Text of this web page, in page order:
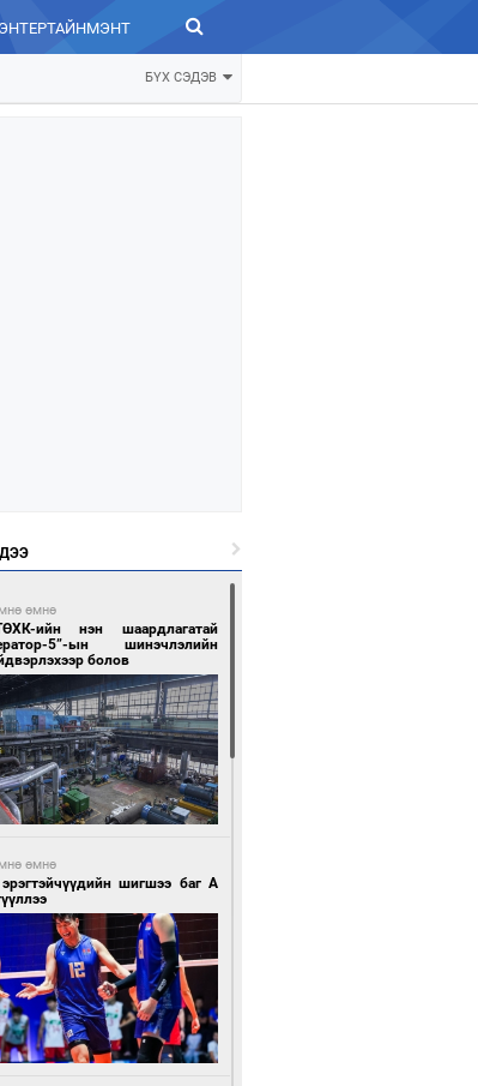
ЭНТЕРТАЙНМЭНТ ЗУРХАЙ
БҮХ СЭДЭВ
өмнө
ийн нэн шаардлагатай
5”-ын шинэчлэлийн
болов
өмнө
шигшээ баг А